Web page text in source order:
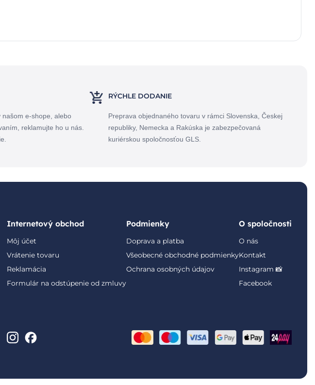
e-shope, alebo
reklamujte ho u nás.
RÝCHLE DODANIE
Preprava objednaného tovaru v rámci Slovenska, Českej
republiky, Nemecka a Rakúska je zabezpečovaná
kuriérskou spoločnosťou GLS.
Internetový obchod
Môj účet
Vrátenie tovaru
Reklamácia
Formulár na odstúpenie od zmluvy
Podmienky
Doprava a platba
Všeobecné obchodné podmienky
Ochrana osobných údajov
O spoločnosti
O nás
Kontakt
Instagram 📸
Facebook